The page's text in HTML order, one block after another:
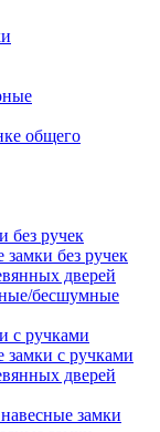
общего
без ручек
замки без ручек
дверей
бесшумные
с ручками
замки с ручками
дверей
замки